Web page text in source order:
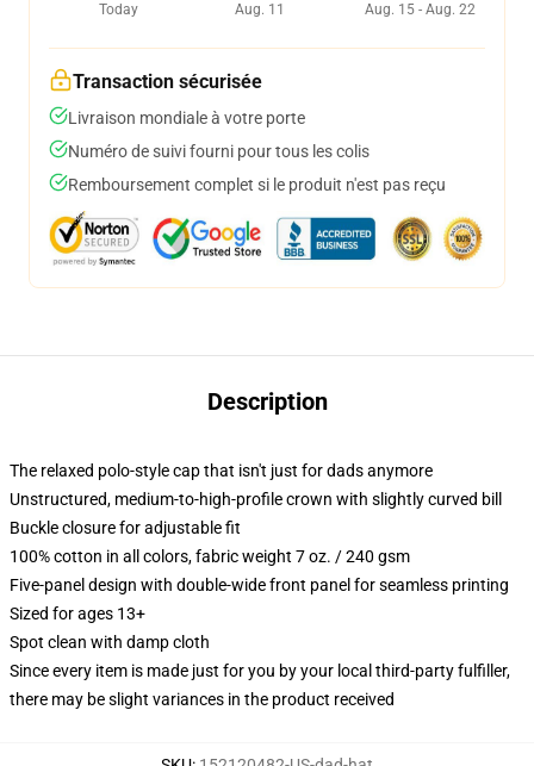
Today
Aug. 11
Aug. 15 - Aug. 22
Transaction sécurisée
Livraison mondiale à votre porte
Numéro de suivi fourni pour tous les colis
Remboursement complet si le produit n'est pas reçu
Description
The relaxed polo-style cap that isn't just for dads anymore
Unstructured, medium-to-high-profile crown with slightly curved bill
Buckle closure for adjustable fit
100% cotton in all colors, fabric weight 7 oz. / 240 gsm
Five-panel design with double-wide front panel for seamless printing
Sized for ages 13+
Spot clean with damp cloth
Since every item is made just for you by your local third-party fulfiller,
there may be slight variances in the product received